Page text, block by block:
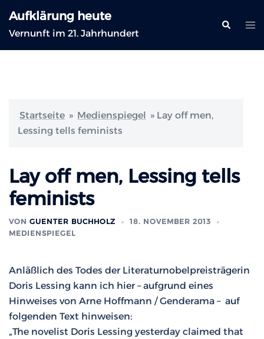
Inhalt
springen
Aufklärung heute
Vernunft im 21. Jahrhundert
Suche
Startseite » Medienspiegel » Lay off men,
Lessing tells feminists
Lay off men, Lessing tells
feminists
VON GUENTER BUCHHOLZ
18. NOVEMBER 2013
MEDIENSPIEGEL
Anläßlich des Todes der Literaturnobelpreisträgerin
Doris Lessing kann ich hier – aufgrund eines
Hinweises von Arne Hoffmann / Genderama – auf
folgenden Text hinweisen:
„The novelist Doris Lessing yesterday claimed that